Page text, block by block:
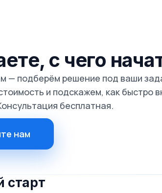
с чего
— подберём решение под ваши
и подскажем, как быстро
бесплатная.
нам
старт